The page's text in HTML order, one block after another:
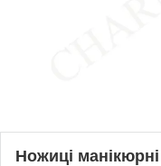
Ножиці